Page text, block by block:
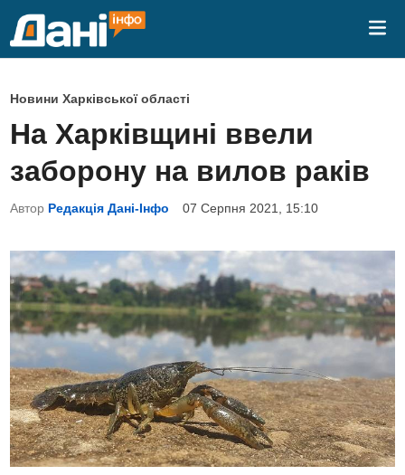
P
o
s
t
i
n
Новини Харківської області
На Харківщині ввели
заборону на вилов раків
Автор Редакція Дані-Інфо 07 Серпня 2021, 15:10